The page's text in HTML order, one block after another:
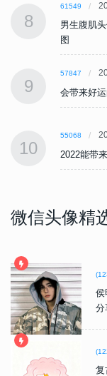
8
61549
男生腹肌
图
9
57847
会带来好
10
55068
2022能带
微信头像精
侯
分
复